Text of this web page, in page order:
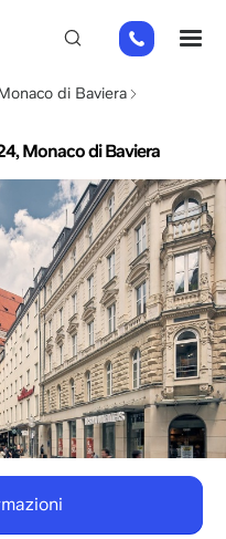
+49
151
26184223
di Baviera
Monaco di Baviera